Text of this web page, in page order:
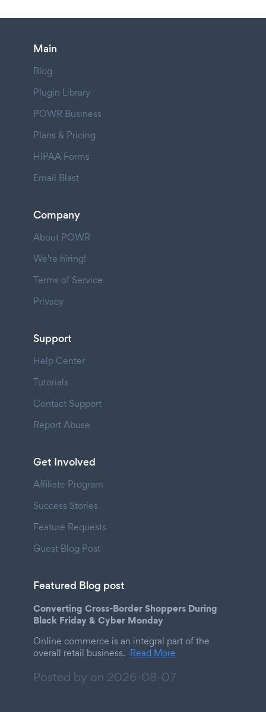
Main
Blog
Plugin Library
POWR Business
Plans & Pricing
HIPAA Forms
Email Blast
Company
About POWR
We're hiring!
Terms of Service
Privacy
Support
Help Center
Tutorials
Contact Support
Report Abuse
Get Involved
Affiliate Program
Success Stories
Feature Requests
Guest Blog Post
Featured Blog post
Converting Cross-Border Shoppers During
Black Friday & Cyber Monday
Online commerce is an integral part of the
overall retail business. Read More
Posted by on 2026-08-07